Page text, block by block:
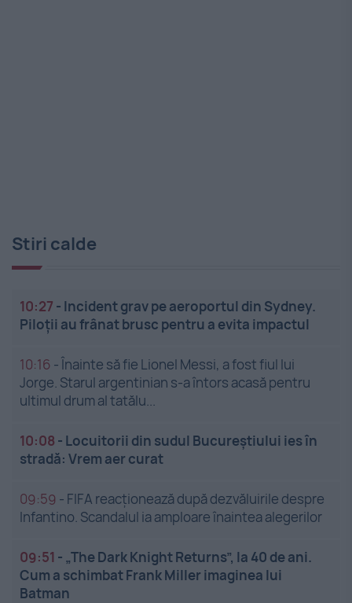
Stiri calde
10:27 - Incident grav pe aeroportul din Sydney.
Piloții au frânat brusc pentru a evita impactul
10:16 -Înainte să fie Lionel Messi, a fost fiul lui
Jorge. Starul argentinian s-a întors acasă pentru
ultimul drum al tatălu...
10:08 - Locuitorii din sudul Bucureștiului ies în
stradă: Vrem aer curat
09:59 - FIFA reacționează după dezvăluirile despre
Infantino. Scandalul ia amploare înaintea alegerilor
09:51 - „The Dark Knight Returns”, la 40 de ani.
Cum a schimbat Frank Miller imaginea lui
Batman